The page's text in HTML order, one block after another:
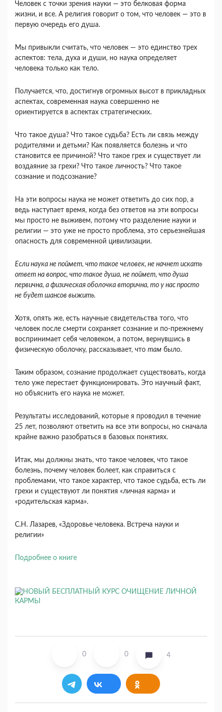
Человек с точки зрения науки — это белковая форма
жизни, и все. А религия говорит о том, что человек — это в
первую очередь его душа.
Мы привыкли считать, что человек — это единство трех
аспектов: тела, духа и души, но наука определяет
человека только как тело.
Получается, что, достигнув огромных высот в прикладных
аспектах, современная наука совершенно не
ориентируется в аспектах стратегических.
Что такое душа? Что такое судьба? Есть ли связь между
родителями и детьми? Как появляется болезнь и что
становится ее причиной? Что такое грех и существует ли
воздаяние за грехи? Что такое личность? Что такое
сознание и подсознание?
На эти вопросы наука не может ответить до сих пор, а
ведь наступает время, когда без ответов на эти вопросы
мы просто не выживем, потому что разделение науки и
религии — это уже не просто проблема, это серьезнейшая
опасность для современной цивилизации.
Если наука не поймет, что такое человек, не начнет искать
ответ на вопрос, что такое душа, не поймет, что душа
первична, а физическая оболочка вторична, то у нас просто
не будет шансов выжить.
Хотя, опять же, есть научные свидетельства того, что
человек после смерти сохраняет сознание и по-прежнему
воспринимает себя человеком, а потом, вернувшись в
физическую оболочку, рассказывает, что там было.
Таким образом, сознание продолжает существовать, когда
тело уже перестает функционировать. Это научный факт,
но объяснить его наука не может.
Результаты исследований, которые я проводил в течение
25 лет, позволяют ответить на все эти вопросы, но сначала
крайне важно разобраться в базовых понятиях.
Итак, мы должны знать, что такое человек, что такое
болезнь, почему человек болеет, как справиться с
проблемами, что такое характер, что такое судьба, есть ли
грехи и существуют ли понятия «личная карма» и
«родительская карма».
С.Н. Лазарев, «Здоровье человека. Встреча науки и
религии»
Подробнее о книге
0 0 4